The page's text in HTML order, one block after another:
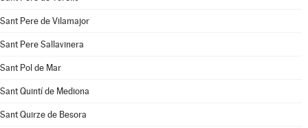
Sant Pere de Vilamajor
Sant Pere Sallavinera
Sant Pol de Mar
Sant Quintí de Mediona
Sant Quirze de Besora